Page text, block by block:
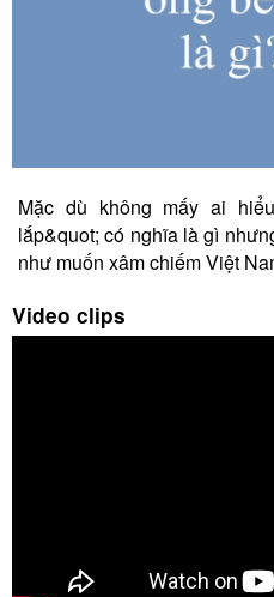
Mặc dù không mấy ai
lắp&quot; có nghĩa là gì
như muốn xâm chiếm Việt
Video clips